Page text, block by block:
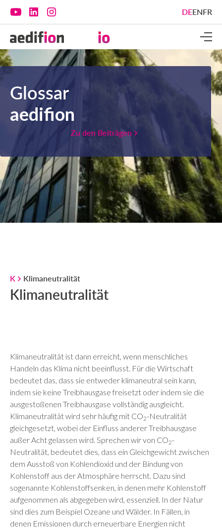
DEENFR
Glossar
aedifion
Zu den Beiträgen
K Klimaneutralität
Klimaneutralität
Klimaneutralität ist dann erreicht, wenn menschliches
Handeln das Klima nicht beeinflusst. Für die Wirtschaft
bedeutet das, dass sie entweder klimaneutral sein kann,
indem sie keine Treibhausgase freisetzt oder indem sie die
ausgestoßenen Treibhausgase vollständig ausgleicht.
Klimaneutralität wird sehr häufig mit CO2-Neutralität
gleichgesetzt, wobei der Einfluss anderer Treibhausgase
außer Acht gelassen wird. Sprechen wir von CO2-
Neutralität, bedeutet dies, dass ein Gleichgewicht zwischen
dem Ausstoß von Kohlendioxid und der Bindung von
Kohlenstoff aus der Atmosphäre herrscht. Dazu sind
sogenannte Kohlenstoffsenken, in denen mehr Kohlenstoff
aufgenommen als abgegeben wird, essenziell. In der Natur
sind dies zum Beispiel Ozeane und Wälder. In Fällen, in
denen Emissionen durch erneuerbare Energien nicht